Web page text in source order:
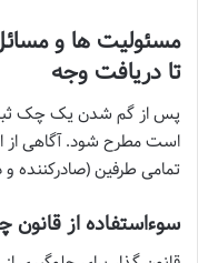
مسئولیت ها و
تا دریافت وجه
پس از گم شدن یک چک
است مطرح شود. آگاهی از
تمامی طرفین (صادرکننده
سوءاستفاده از